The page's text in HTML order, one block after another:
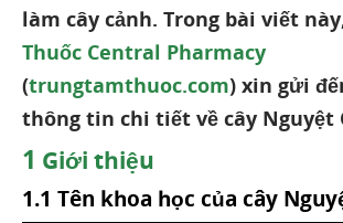
làm cây cảnh. Trong bài viết
Thuốc Central Pharmacy
(trungtamthuoc.com) xin gửi
thông tin chi tiết về cây Nguyệt
1 Giới thiệu
1.1 Tên khoa học của cây